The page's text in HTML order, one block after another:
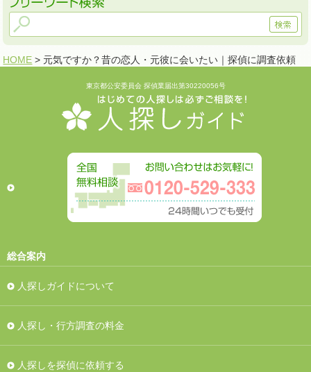
HOME > 元気ですか？昔の恋人・元彼に会いたい｜探偵に調査依頼
東京都公安委員会 探偵業届出第30220056号
総合案内
人探しガイドについて
人探し・行方調査の料金
人探しを探偵に依頼する